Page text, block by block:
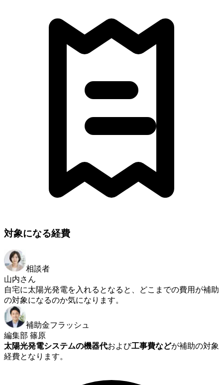
対象になる経費
相談者
山内さん
自宅に太陽光発電を入れるとなると、どこまでの費用が補助
の対象になるのか気になります。
補助金フラッシュ
編集部 篠原
太陽光発電システムの機器代および工事費などが補助の対象
経費となります。